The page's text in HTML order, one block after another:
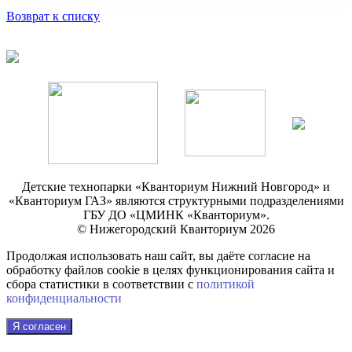
Возврат к списку
Детские технопарки «Кванториум Нижний Новгород» и
«Кванториум ГАЗ» являются структурными подразделениями
ГБУ ДО «ЦМИНК «Кванториум».
© Нижегородский Кванториум 2026
Продолжая использовать наш сайт, вы даёте согласие на
обработку файлов cookie в целях функционирования сайта и
сбора статистики в соответствии с политикой
конфиденциальности
Я согласен